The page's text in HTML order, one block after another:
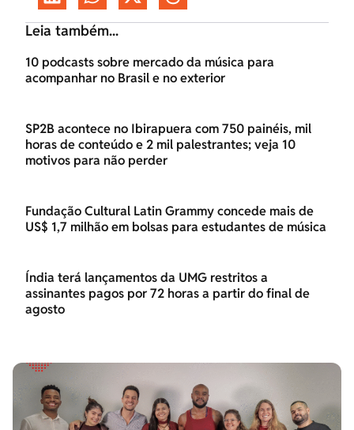
Leia também...
10 podcasts sobre mercado da música para
acompanhar no Brasil e no exterior
SP2B acontece no Ibirapuera com 750 painéis, mil
horas de conteúdo e 2 mil palestrantes; veja 10
motivos para não perder
Fundação Cultural Latin Grammy concede mais de
US$ 1,7 milhão em bolsas para estudantes de música
Índia terá lançamentos da UMG restritos a
assinantes pagos por 72 horas a partir do final de
agosto